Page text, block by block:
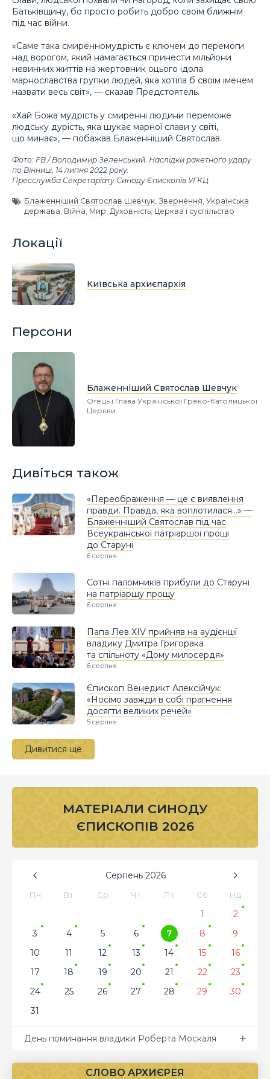
Батьківщину, бо просто робить добро своїм ближнім
під час війни.
«Саме така смиренномудрість є ключем до перемоги
над ворогом, який намагається принести мільйони
невинних життів на жертовник оцього ідола
марнославства групки людей, яка хотіла б своїм іменем
назвати весь світ», — сказав Предстоятель.
«Хай Божа мудрість у смиренні людини переможе
людську дурість, яка шукає марної слави у світі,
що минає», — побажав Блаженніший Святослав.
Фото: FB / Володимир Зеленський. Наслідки ракетного удару
по Вінниці, 14 липня 2022 року.
Пресслужба Секретаріату Синоду Єпископів УГКЦ
Блаженніший Святослав Шевчук, Звернення, Українська
держава, Війна, Мир, Духовність, Церква і суспільство
Локації
Київська архиєпархія
Персони
Блаженніший Святослав Шевчук
Отець і Глава Української Греко-Католицької
Церкви
Дивіться також
«Переображення — це є виявлення
правди. Правда, яка воплотилася…» —
Блаженніший Святослав під час
Всеукраїнської патріаршої прощі
до Старуні
6 серпня
Сотні паломників прибули до Старуні
на патріаршу прощу
6 серпня
Папа Лев XIV прийняв на аудієнції
владику Дмитра Григорака
та спільноту «Дому милосердя»
6 серпня
Єпископ Венедикт Алексійчук:
«Носімо завжди в собі прагнення
досягти великих речей»
5 серпня
Дивитися ще
МАТЕРІАЛИ СИНОДУ
ЄПИСКОПІВ 2026
Серпень 2026
Пн Вт Ср Чт Пт Сб Нд
1
2
3
4 5 6 7 8
9
10
11 12 13 14 15
16
17
18 19 20 21 22
23
24
25 26 27 28 29
30
31
День поминання владики Роберта Москаля
СЛОВО АРХИЄРЕЯ